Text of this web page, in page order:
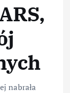
nabrała